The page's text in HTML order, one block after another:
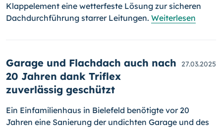
Klappelement eine wetterfeste Lösung zur sicheren
Dachdurchführung starrer Leitungen. Weiterlesen
Garage und Flachdach auch nach
20 Jahren dank Triflex
zuverlässig geschützt
27.03.2025
Ein Einfamilienhaus in Bielefeld benötigte vor 20
Jahren eine Sanierung der undichten Garage und des